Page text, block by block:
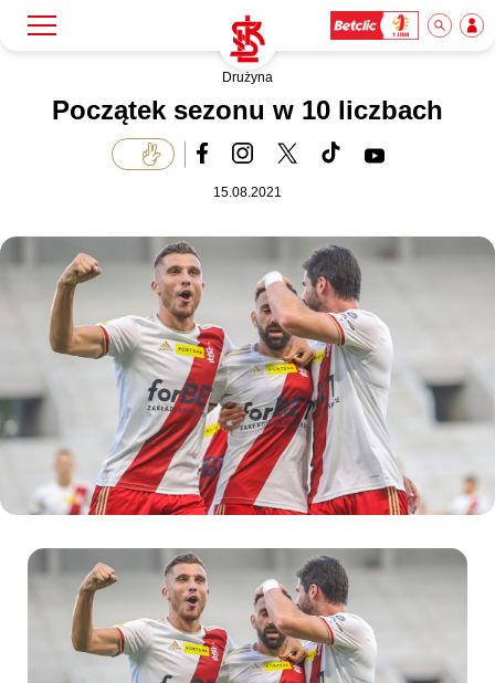
Klub
Bilety
Akademia
Biznes
Dla mediów
Kibice
Drużyna
Początek sezonu w 10 liczbach
15.08.2021